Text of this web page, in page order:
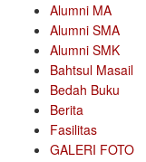
Alumni MA
Alumni SMA
Alumni SMK
Bahtsul Masail
Bedah Buku
Berita
Fasilitas
GALERI FOTO